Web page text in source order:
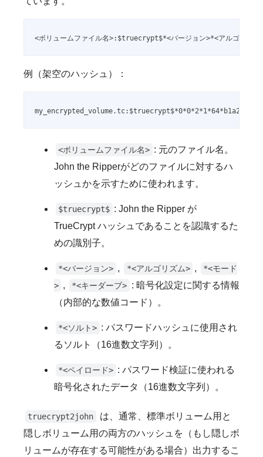
<ボリュームファイル名>:$truecrypt$*<バージョン>*<アルゴリズム
例（架空のハッシュ）：
<ボリュームファイル名> : 元のファイル名。
John the Ripperがどのファイルに対するハ
ッシュかを示すために使われます。
$truecrypt$ : John the Ripper が
TrueCrypt ハッシュであることを認識するた
めの識別子。
*<バージョン> , *<アルゴリズム> ,
*<モード
> , *<キーダーブ> : 暗号化設定に関する情報
（内部的な数値コード）。
*<ソルト> : パスワードハッシュに使用され
るソルト（16進数文字列）。
*<ペイロード> : パスワード検証に使われる
暗号化されたデータ（16進数文字列）。
truecrypt2john
は、通常、標準ボリューム用と
隠しボリューム用の両方のハッシュを（もし隠しボ
リュームが存在する可能性がある場合）出力するこ